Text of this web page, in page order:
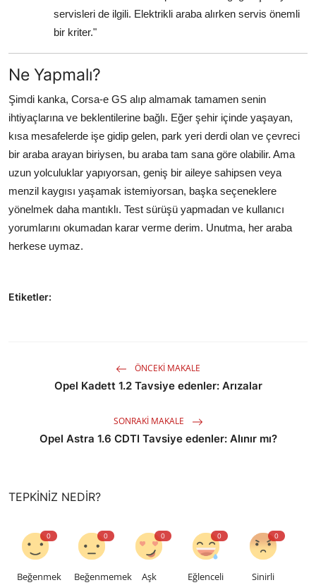
servisleri de ilgili. Elektrikli araba alırken servis önemli
bir kriter."
Ne Yapmalı?
Şimdi kanka, Corsa-e GS alıp almamak tamamen senin
ihtiyaçlarına ve beklentilerine bağlı. Eğer şehir içinde yaşayan,
kısa mesafelerde işe gidip gelen, park yeri derdi olan ve çevreci
bir araba arayan biriysen, bu araba tam sana göre olabilir. Ama
uzun yolculuklar yapıyorsan, geniş bir aileye sahipsen veya
menzil kaygısı yaşamak istemiyorsan, başka seçeneklere
yönelmek daha mantıklı. Test sürüşü yapmadan ve kullanıcı
yorumlarını okumadan karar verme derim. Unutma, her araba
herkese uymaz.
Etiketler:
ÖNCEKI MAKALE
Opel Kadett 1.2 Tavsiye edenler: Arızalar
SONRAKI MAKALE
Opel Astra 1.6 CDTI Tavsiye edenler: Alınır mı?
TEPKINIZ NEDIR?
0
Beğenmek
0
Beğenmemek
0
Aşk
0
Eğlenceli
0
Sinirli